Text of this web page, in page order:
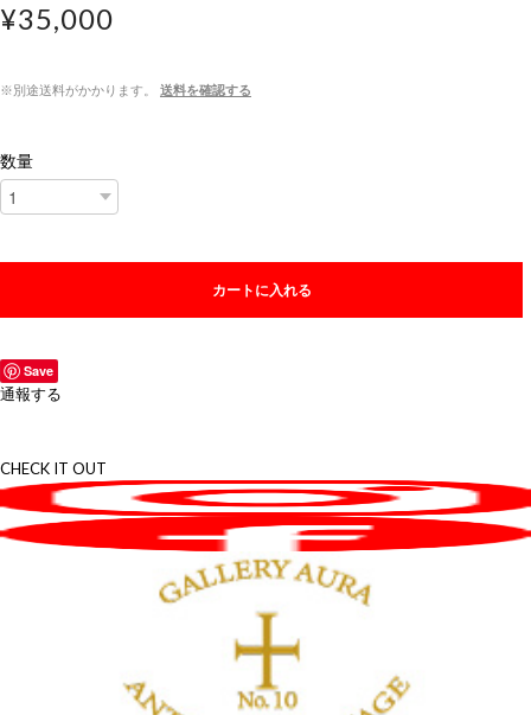
¥35,000
※別途送料がかかります。 送料を確認する
数量
カートに入れる
Save
通報する
CHECK IT OUT